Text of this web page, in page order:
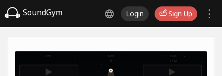
SoundGym Login Sign Up